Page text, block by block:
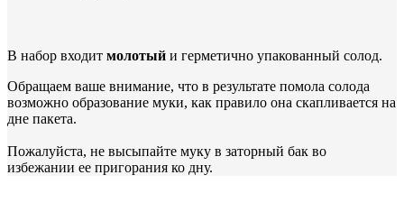
В набор входит молотый и герметично упакованный солод.
Обращаем ваше внимание, что в результате помола солода
возможно образование муки, как правило она скапливается на
дне пакета.
Пожалуйста, не высыпайте муку в заторный бак во
избежании ее пригорания ко дну.